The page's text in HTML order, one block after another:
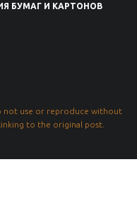
БУМАГ И КАРТОНОВ
not use or reproduce without
to the original post.